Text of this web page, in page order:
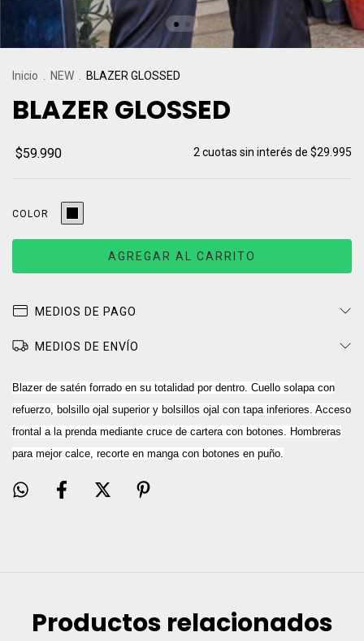
Inicio . NEW . BLAZER GLOSSED
BLAZER GLOSSED
$59.990 2cuotas sin interés de $29.995
COLOR
MEDIOS DE PAGO
MEDIOS DE ENVÍO
Blazer de satén forrado en su totalidad por dentro. Cuello solapa con
refuerzo, bolsillo ojal superior y bolsillos ojal con tapa inferiores. Acceso
frontal a la prenda mediante cruce de cartera con botones. Hombreras
para mejor calce, recorte en manga con botones en puño.
Productos relacionados